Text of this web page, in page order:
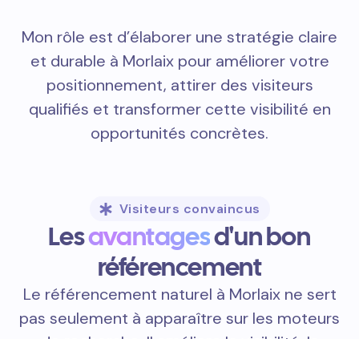
Mon rôle est d’élaborer une stratégie claire
et durable à Morlaix pour améliorer votre
positionnement, attirer des visiteurs
qualifiés et transformer cette visibilité en
opportunités concrètes.
Visiteurs convaincus
Lesavantagesd'un bon
référencement
Le référencement naturel à Morlaix ne sert
pas seulement à apparaître sur les moteurs